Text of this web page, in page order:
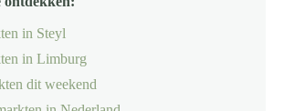
in Steyl
in Limburg
dit weekend